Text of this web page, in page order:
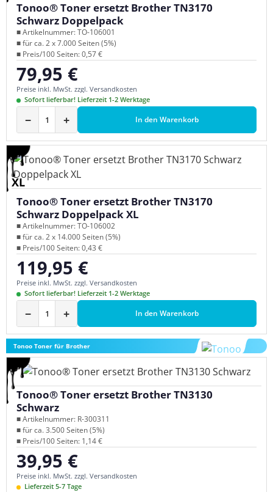
Tonoo® Toner ersetzt Brother TN3170
Schwarz Doppelpack
■ Artikelnummer: TO-106001
■ für ca. 2 x 7.000 Seiten (5%)
■ Preis/100 Seiten: 0,57 €
Regulärer Preis:
79,95 €
Preise inkl. MwSt. zzgl. Versandkosten
Sofort lieferbar! Lieferzeit 1-2 Werktage
− + In den Warenkorb
XL
Tonoo® Toner ersetzt Brother TN3170
Schwarz Doppelpack XL
■ Artikelnummer: TO-106002
■ für ca. 2 x 14.000 Seiten (5%)
■ Preis/100 Seiten: 0,43 €
Regulärer Preis:
119,95 €
Preise inkl. MwSt. zzgl. Versandkosten
Sofort lieferbar! Lieferzeit 1-2 Werktage
− + In den Warenkorb
Tonoo Toner für Brother
Tonoo® Toner ersetzt Brother TN3130
Schwarz
■ Artikelnummer: R-300311
■ für ca. 3.500 Seiten (5%)
■ Preis/100 Seiten: 1,14 €
Regulärer Preis:
39,95 €
Preise inkl. MwSt. zzgl. Versandkosten
Lieferzeit 5-7 Tage